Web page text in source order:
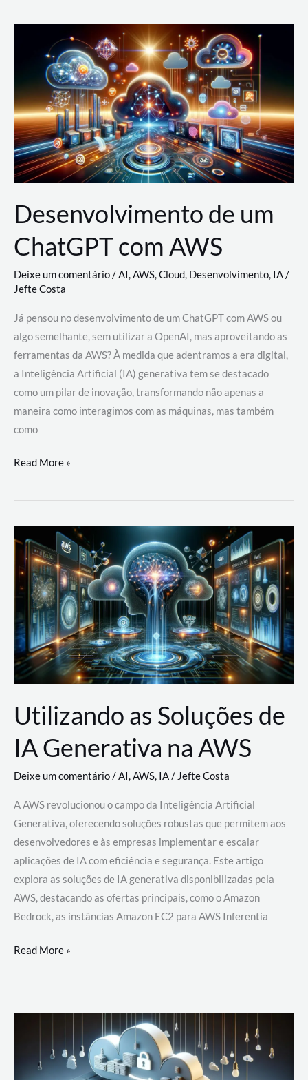
Nuvem:
Google
Cloud,
AWS
e
Azure
Desenvolvimento de um
ChatGPT com AWS
Deixe um comentário/AI,AWS,Cloud, Desenvolvimento, IA/
Jefte Costa
Já pensou no desenvolvimento de um ChatGPT com AWS ou
algo semelhante, sem utilizar a OpenAI, mas aproveitando as
ferramentas da AWS? À medida que adentramos a era digital,
a Inteligência Artificial (IA) generativa tem se destacado
como um pilar de inovação, transformando não apenas a
maneira como interagimos com as máquinas, mas também
como
Desenvolvimento
um
com
AWS
Read More »
Utilizando as Soluções de
IA Generativa na AWS
Deixe um comentário/AI,AWS, IA/Jefte Costa
A AWS revolucionou o campo da Inteligência Artificial
Generativa, oferecendo soluções robustas que permitem aos
desenvolvedores e às empresas implementar e escalar
aplicações de IA com eficiência e segurança. Este artigo
explora as soluções de IA generativa disponibilizadas pela
AWS, destacando as ofertas principais, como o Amazon
Bedrock, as instâncias Amazon EC2 para AWS Inferentia
Utilizando
Soluções
Read More »